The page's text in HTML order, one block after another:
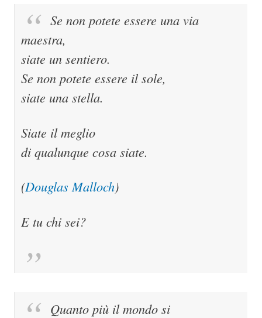
Se non potete essere una via
maestra,
siate un sentiero.
Se non potete essere il sole,
siate una stella.
Siate il meglio
di qualunque cosa siate.
(Douglas Malloch)
E tu chi sei?
Quanto più il mondo si